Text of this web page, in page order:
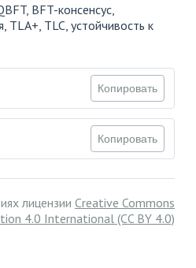
BFT-консенсус,
TLA+, TLC, устойчивость к
Копировать
Копировать
лицензии Creative Commons
4.0 International (CC BY 4.0)